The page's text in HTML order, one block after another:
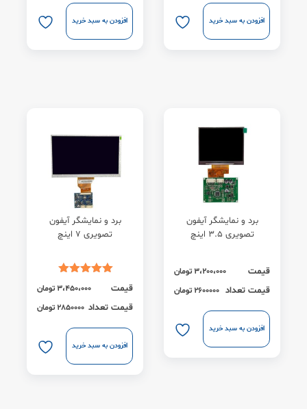
افزودن به سبد خرید افزودن به سبد خرید
برد و نمایشگر آیفون
تصویری 3.5 اینچ
قیمت 3،200،000 تومان
قیمت تعداد 2600000 تومان
افزودن به سبد خرید
برد و نمایشگر آیفون
تصویری 7 اینچ
قیمت 3،450،000 تومان
قیمت تعداد 2850000 تومان
افزودن به سبد خرید